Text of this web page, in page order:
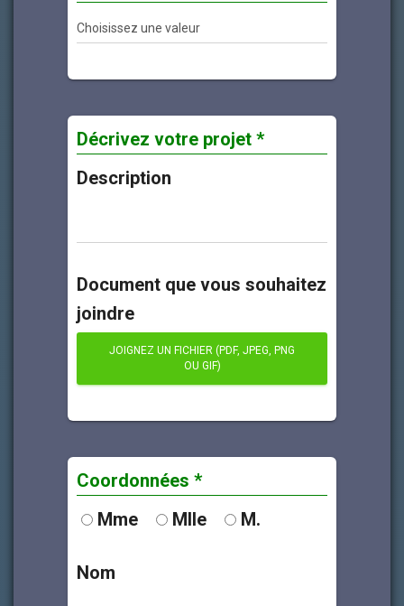
Décrivez votre projet *
Description
Document que vous souhaitez
joindre
JOIGNEZ UN FICHIER (PDF, JPEG, PNG
OU GIF)
Coordonnées *
Mme
Mlle M.
Nom